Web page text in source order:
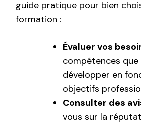
guide pratique pour bien
formation :
Évaluer vos
compétences que
développer en
objectifs
Consulter des
vous sur la